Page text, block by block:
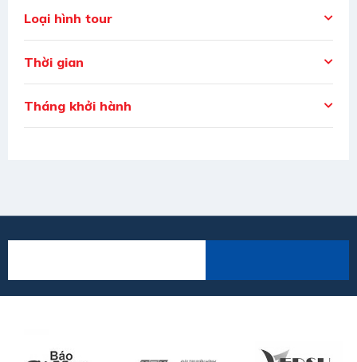
Loại hình tour
Thời gian
Tháng khởi hành